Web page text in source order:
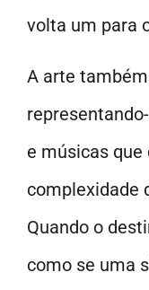
volta um para
A arte
e músicas
complexidade
Quando o
como se uma